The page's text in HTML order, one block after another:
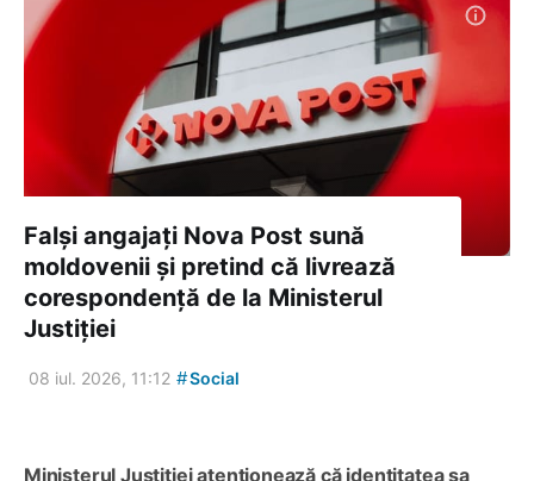
Falși angajați Nova Post sună
moldovenii și pretind că livrează
corespondență de la Ministerul
Justiției
08 iul. 2026, 11:12 #Social
Ministerul Justiției atenționează că identitatea sa